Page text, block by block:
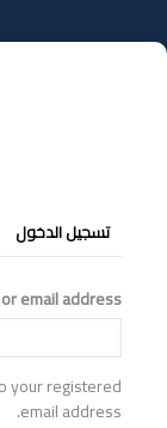
إلى
المحتوى
التبويبات
الأساسية
تسجيل الدخول
email address
your registered
email address.